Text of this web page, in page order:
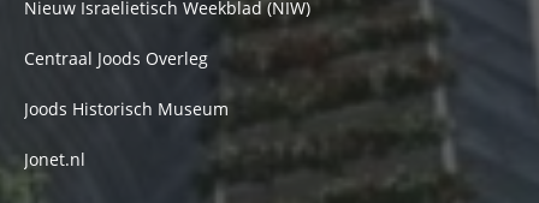
Nieuw Israelietisch Weekblad (NIW)
Centraal Joods Overleg
Joods Historisch Museum
Jonet.nl